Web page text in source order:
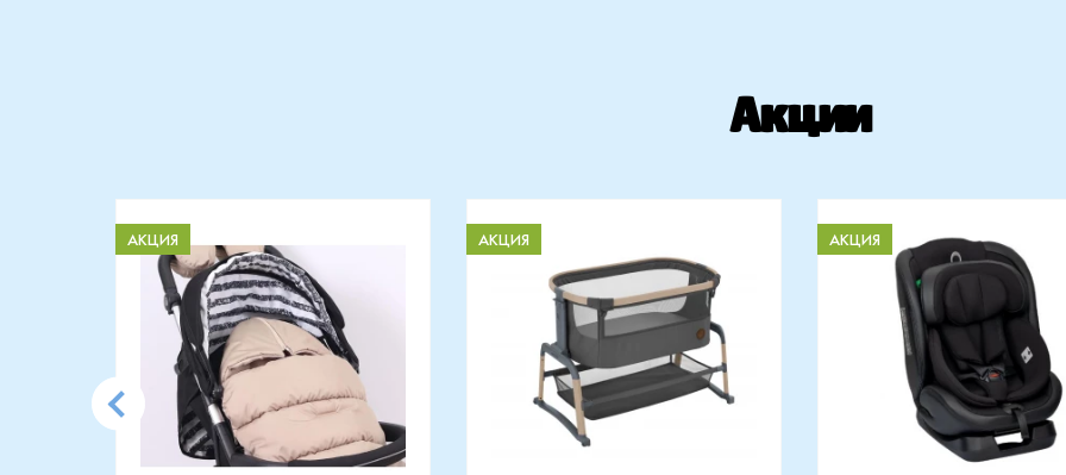
Акции
АКЦИЯ АКЦИЯ АКЦИЯ